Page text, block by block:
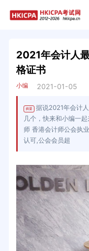
2021年会计人
格证书
小编 2021-01-05
摘要
据说2021年会计
几个，快来和小编一
师 香港会计师公会执
认可,公会会员超